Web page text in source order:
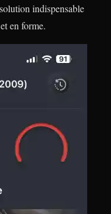
indispensable
en forme.